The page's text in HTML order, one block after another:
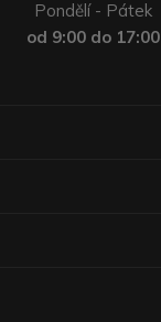
Pondělí - Pátek
od 9:00 do 17:00